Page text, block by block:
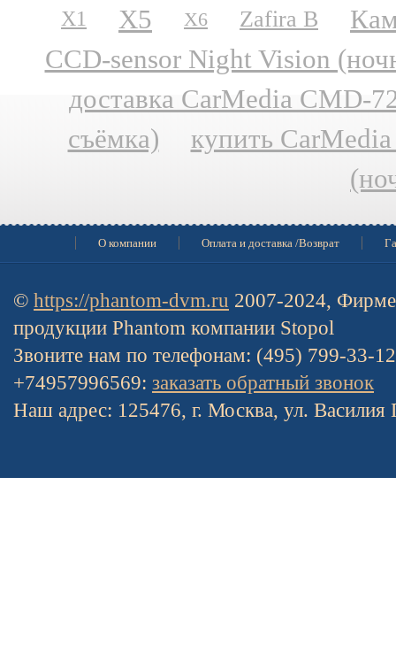
X1 X5 X6 Zafira B
CCD-sensor Night Vision
доставка CarMedia CMD-
съёмка)
купить
О компании Оплата и доставка /Возврат
© https://phantom-dvm.ru 2007-2024,
продукции Phantom компании Stopol
Звоните нам по телефонам: (495) 799-33-
+74957996569: заказать обратный звонок
Наш адрес: 125476, г. Москва, ул. Василия